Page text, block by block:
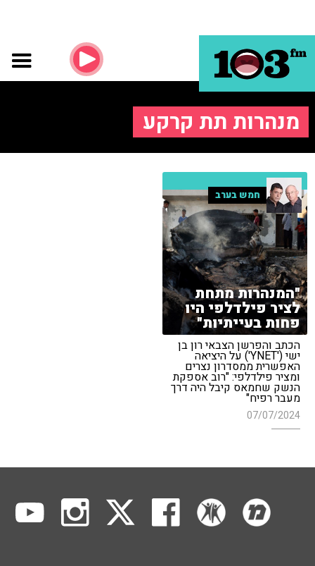
מנהרות תת קרקע
חמש בערב
"המנהרות מתחת
לציר פילדלפי היו
פחות בעייתיות"
הכתב והפרשן הצבאי רון בן
ישי ('YNET') על היציאה
האפשרית ממסדרון נצרים
ומציר פילדלפי: "רוב אספקת
הנשק שחמאס קיבל היה דרך
מעבר רפיח"
07/07/2024